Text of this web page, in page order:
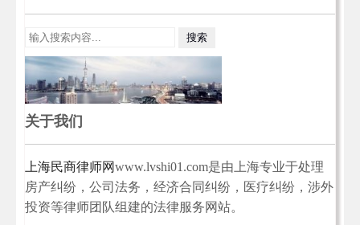
关于我们
上海民商律师网www.lvshi01.com是由上海专业于处理
房产纠纷，公司法务，经济合同纠纷，医疗纠纷，涉外
投资等律师团队组建的法律服务网站。